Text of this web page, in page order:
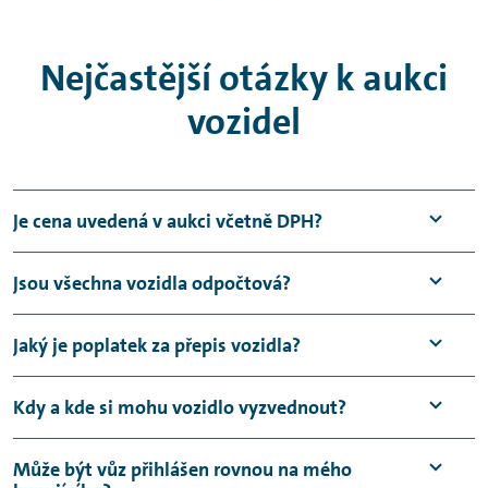
Nejčastější otázky k aukci
vozidel
Je cena uvedená v aukci včetně DPH?
Ano, výsledná cena je uvedena včetně DPH.
Jsou všechna vozidla odpočtová?
Většina nabízených vozidel je odpočtová, ale
mimořádně se mohou v nabídce objevit
vozidla, u nichž DPH nelze odpočítat. Sazba
uvedeným způsobem:
Jaký je poplatek za přepis vozidla?
Poplatek za přepis vozidla na dražitele
neúčtujeme a k výsledné ceně vozidla Vám
nebudou účtovány žádné poplatky.
Kdy a kde si mohu vozidlo vyzvednout?
V případě autorizovaných partnerů
Může být vůz přihlášen rovnou na mého